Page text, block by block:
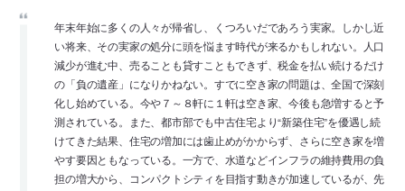
年末年始に多くの人々が帰省し、くつろいだであろう実家。しかし近
い将来、その実家の処分に頭を悩ます時代が来るかもしれない。人口
減少が進む中、売ることも貸すこともできず、税金を払い続けるだけ
の「負の遺産」になりかねない。すでに空き家の問題は、全国で深刻
化し始めている。今や７～８軒に１軒は空き家、今後も急増すると予
測されている。また、都市部でも中古住宅より“新築住宅”を優遇し続
けてきた結果、住宅の増加には歯止めがかからず、さらに空き家を増
やす要因ともなっている。一方で、水道などインフラの維持費用の負
担の増大から、コンパクトシティを目指す動きが加速しているが、先